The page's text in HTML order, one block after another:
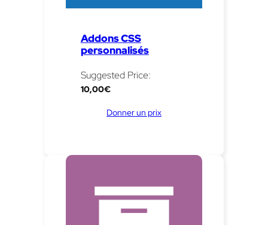
Addons CSS
personnalisés
Suggested Price:
10,00€
Donner un prix